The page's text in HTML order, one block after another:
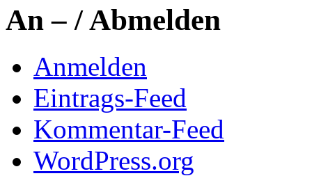
An – / Abmelden
Anmelden
Eintrags-Feed
Kommentar-Feed
WordPress.org